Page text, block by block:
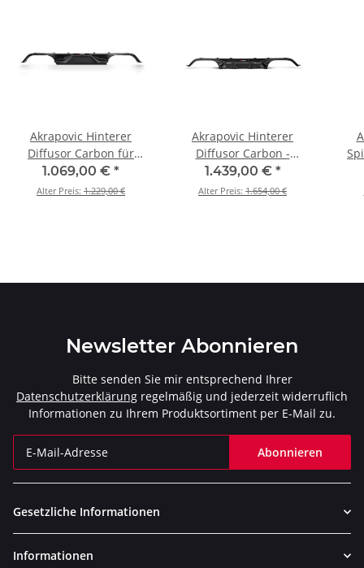
Akrapovic Hinterer
Diffusor Carbon für
BMW M4 (F82, F83) -
OPF/GPF BJ 2018 > 2020
1.069,00 € *
Alter Preis: 1.229,00 €
Akrapovic Hinterer
Diffusor Carbon -
Hochglanz für BMW M4
(F82, F83) - OPF/GPF BJ
1.439,00 € *
Alter Preis: 1.654,00 €
Newsletter Abonnieren
Bitte senden Sie mir entsprechend Ihrer
Datenschutzerklärung regelmäßig und jederzeit widerruflich
Informationen zu Ihrem Produktsortiment per E-Mail zu.
Abonnieren
Gesetzliche Informationen
Informationen